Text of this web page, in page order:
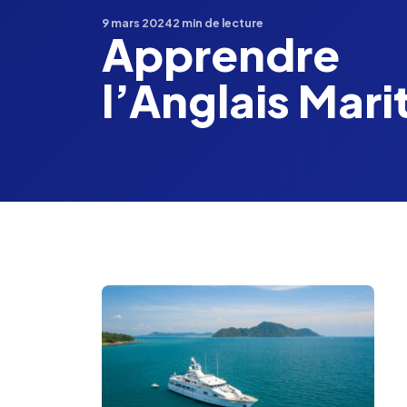
9 mars 20242 min de lecture
Apprendre
l’Anglais